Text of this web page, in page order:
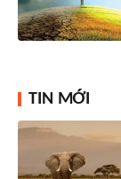
TIN MỚI